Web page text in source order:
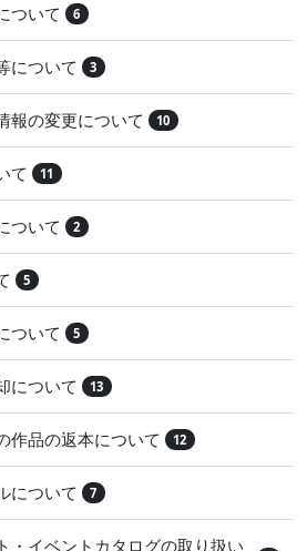
ついて 6
について 3
報の変更について 10
て 11
ついて 2
5
ついて 5
について 13
作品の返本について 12
について 7
・イベントカタログの取り扱い